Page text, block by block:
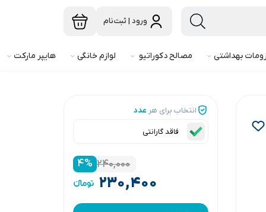
ورود | ثبت‌نام
بهداشتی مصالح دکوراتیو لوازم خانگی هایپر مارکت
انتخاب برای هر عدد
فاقد گارانتی
۴% ۲۴۰,۰۰۰
۲۳۰,۴۰۰